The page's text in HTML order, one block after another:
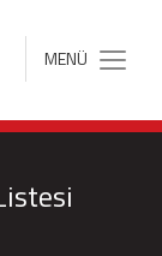
MENÜ